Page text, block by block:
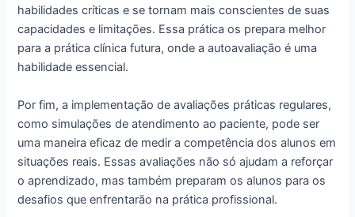
habilidades críticas e se tornam mais conscientes de suas
capacidades e limitações. Essa prática os prepara melhor
para a prática clínica futura, onde a autoavaliação é uma
habilidade essencial.
Por fim, a implementação de avaliações práticas regulares,
como simulações de atendimento ao paciente, pode ser
uma maneira eficaz de medir a competência dos alunos em
situações reais. Essas avaliações não só ajudam a reforçar
o aprendizado, mas também preparam os alunos para os
desafios que enfrentarão na prática profissional.